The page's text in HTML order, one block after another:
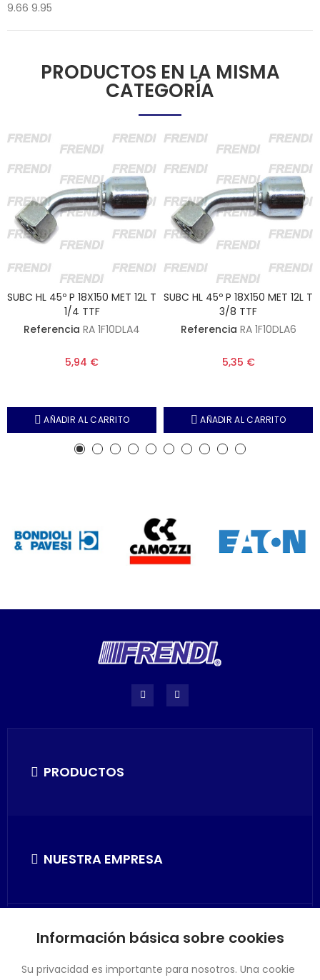
9.66 9.95
PRODUCTOS EN LA MISMA
CATEGORÍA
SUBC HL 45º P 18X150 MET 12L T
1/4 TTF
Referencia RA 1F10DLA4
5,94 €
AÑADIR AL CARRITO
SUBC HL 45º P 18X150 MET 12L T
3/8 TTF
Referencia RA 1F10DLA6
5,35 €
AÑADIR AL CARRITO
PRODUCTOS
NUESTRA EMPRESA
SU CUENTA
Información básica sobre cookies
Su privacidad es importante para nosotros. Una cookie